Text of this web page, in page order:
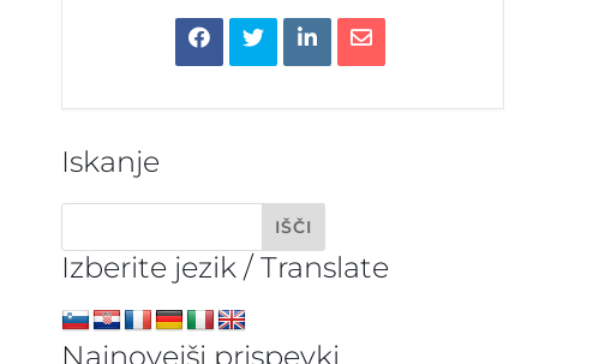
Iskanje
Izberite jezik / Translate
Najnovejši prispevki